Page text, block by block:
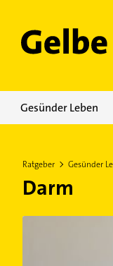
Gelbe
Gesünder Leben
Ratgeber Gesünder
Darm